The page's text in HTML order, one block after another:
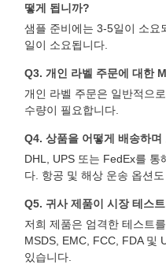
떻게 됩니까?
샘플 준비에는 3-5일이 소요
일이 소요됩니다.
Q3. 개인 라벨 주문에 대한
개인 라벨 주문은 일반적으
수량이 필요합니다.
Q4. 상품을 어떻게 배송하
DHL, UPS 또는 FedEx를 통
다. 항공 및 해상 운송 옵션도
Q5. 귀사 제품이 시장 테스
저희 제품은 엄격한 테스트
MSDS, EMC, FCC, FDA 및
있습니다.